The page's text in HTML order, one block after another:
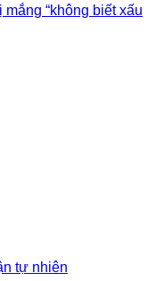
“không biết xấu
tự nhiên